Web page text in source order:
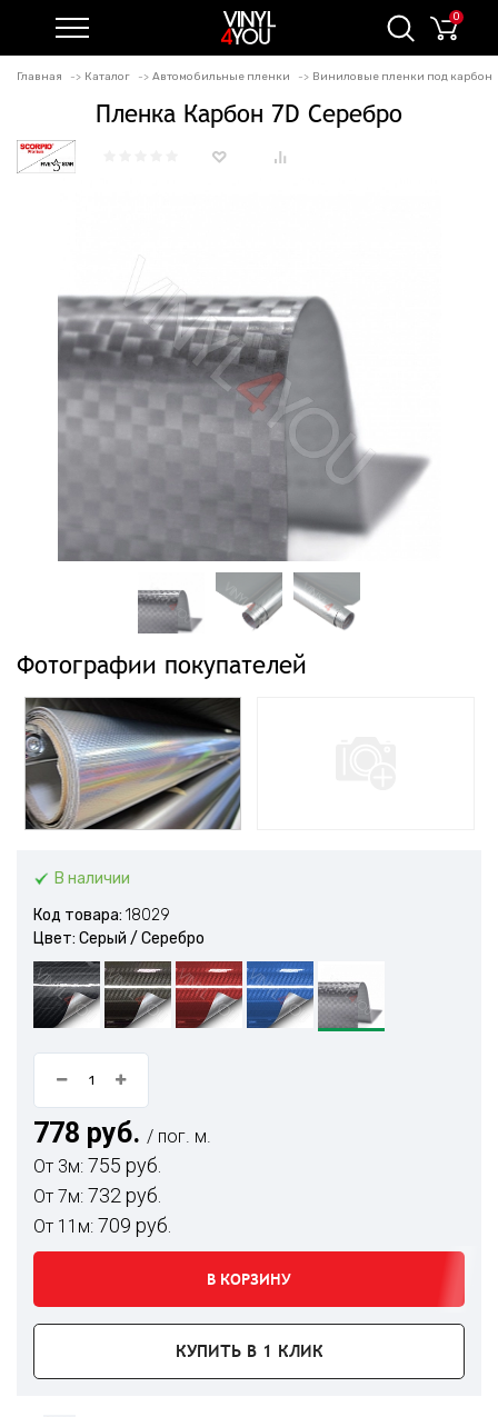
0
Главная Каталог Автомобильные пленки Виниловые пленки под карбон
Пленка Карбон 7D Серебро
Фотографии покупателей
В наличии
Код товара: 18029
Цвет: Серый / Серебро
778 руб. / пог. м.
От 3м: 755 руб.
От 7м: 732 руб.
От 11м: 709 руб.
В КОРЗИНУ
КУПИТЬ В 1 КЛИК